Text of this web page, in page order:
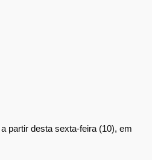
partir desta sexta-feira (10), em